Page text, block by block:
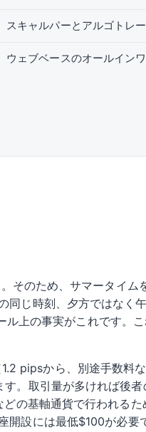
スキャルパーとアルゴトレ
ウェブベースのオールイン
そのため、サマータイム
じ時刻、夕方ではなく午
上の事実がこれです。
pipsから、別途手数料
。取引量が多ければ後者
の基軸通貨で行われる
開設には最低$100が必要